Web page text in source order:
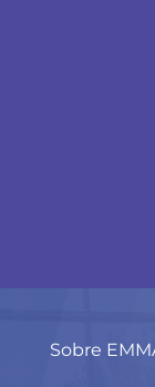
Sobre